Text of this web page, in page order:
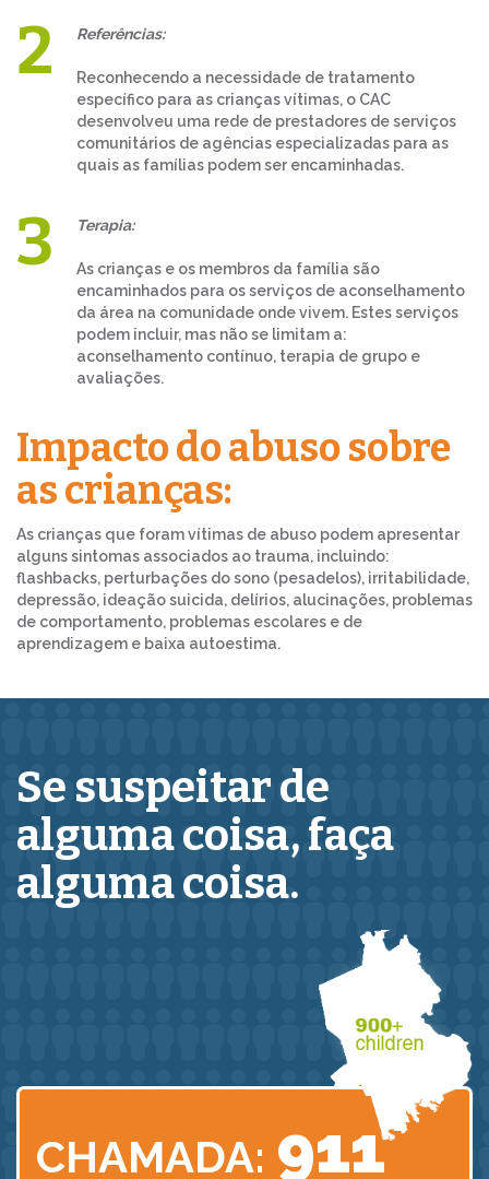
Referências:
Reconhecendo a necessidade de tratamento
específico para as crianças vítimas, o CAC
desenvolveu uma rede de prestadores de serviços
comunitários de agências especializadas para as
quais as famílias podem ser encaminhadas.
Terapia:
As crianças e os membros da família são
encaminhados para os serviços de aconselhamento
da área na comunidade onde vivem. Estes serviços
podem incluir, mas não se limitam a:
aconselhamento contínuo, terapia de grupo e
avaliações.
Impacto do abusosobre
as crianças:
As crianças que foram vítimas de abuso podem apresentar
alguns sintomas associados ao trauma, incluindo:
flashbacks, perturbações do sono (pesadelos), irritabilidade,
depressão, ideação suicida, delírios, alucinações, problemas
de comportamento, problemas escolares e de
aprendizagem e baixa autoestima.
Se suspeitar de
alguma coisa,faça
alguma coisa.
CHAMADA: 911